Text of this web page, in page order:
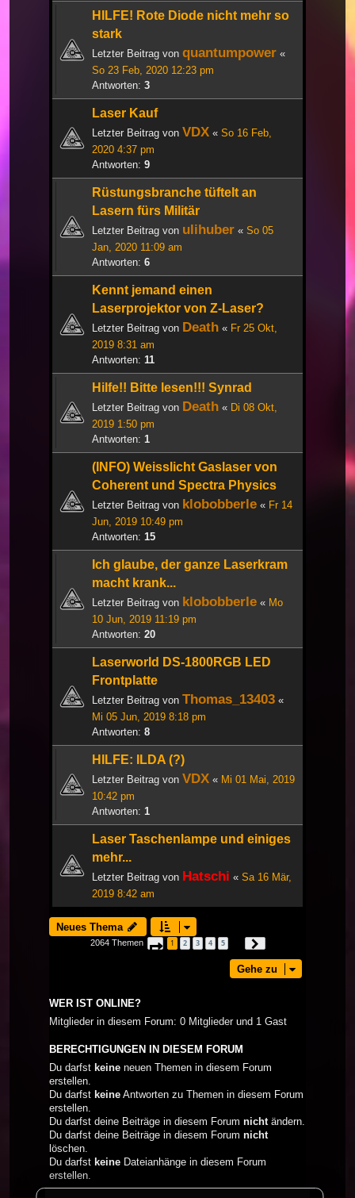
HILFE! Rote Diode nicht mehr so
stark
Letzter Beitrag von quantumpower «
So 23 Feb, 2020 12:23 pm
Antworten: 3
Laser Kauf
Letzter Beitrag von VDX « So 16 Feb,
2020 4:37 pm
Antworten: 9
Rüstungsbranche tüftelt an
Lasern fürs Militär
Letzter Beitrag von ulihuber « So 05
Jan, 2020 11:09 am
Antworten: 6
Kennt jemand einen
Laserprojektor von Z-Laser?
Letzter Beitrag von Death « Fr 25 Okt,
2019 8:31 am
Antworten: 11
Hilfe!! Bitte lesen!!! Synrad
Letzter Beitrag von Death « Di 08 Okt,
2019 1:50 pm
Antworten: 1
(INFO) Weisslicht Gaslaser von
Coherent und Spectra Physics
Letzter Beitrag von klobobberle « Fr 14
Jun, 2019 10:49 pm
Antworten: 15
Ich glaube, der ganze Laserkram
macht krank...
Letzter Beitrag von klobobberle « Mo
10 Jun, 2019 11:19 pm
Antworten: 20
Laserworld DS-1800RGB LED
Frontplatte
Letzter Beitrag von Thomas_13403 «
Mi 05 Jun, 2019 8:18 pm
Antworten: 8
HILFE: ILDA (?)
Letzter Beitrag von VDX « Mi 01 Mai, 2019
10:42 pm
Antworten: 1
Laser Taschenlampe und einiges
mehr...
Letzter Beitrag von Hatschi « Sa 16 Mär,
2019 8:42 am
Neues Thema
2064 Themen Seite 1von 69
1 2 3 4 5
Gehe zu
WER IST ONLINE?
Mitglieder in diesem Forum: 0 Mitglieder und 1 Gast
BERECHTIGUNGEN IN DIESEM FORUM
Du darfst keine neuen Themen in diesem Forum
erstellen.
Du darfst keine Antworten zu Themen in diesem Forum
erstellen.
Du darfst deine Beiträge in diesem Forum nichtändern.
Du darfst deine Beiträge in diesem Forum nicht
löschen.
Du darfst keine Dateianhänge in diesem Forum
erstellen.